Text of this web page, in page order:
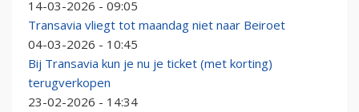
14-03-2026 - 09:05
Transavia vliegt tot maandag niet naar Beiroet
04-03-2026 - 10:45
Bij Transavia kun je nu je ticket (met korting)
terugverkopen
23-02-2026 - 14:34